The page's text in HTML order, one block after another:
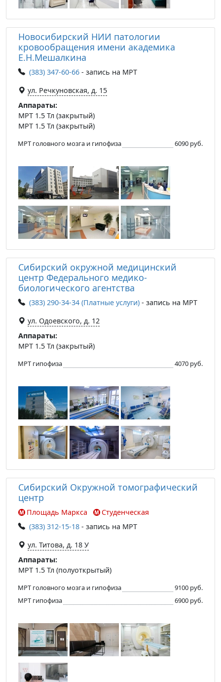
Новосибирский НИИ патологии
кровообращения имени академика
Е.Н.Мешалкина
(383) 347-60-66 - запись на МРТ
ул. Речкуновская, д. 15
Аппараты:
МРТ 1.5 Тл (закрытый)
МРТ 1.5 Тл (закрытый)
МРТ головного мозга и гипофиза 6090 руб.
Сибирский окружной медицинский
центр Федерального медико-
биологического агентства
(383) 290-34-34 (Платные услуги) - запись на МРТ
ул. Одоевского, д. 12
Аппараты:
МРТ 1.5 Тл (закрытый)
МРТ гипофиза 4070 руб.
Сибирский Окружной томографический
центр
Площадь Маркса
Студенческая
(383) 312-15-18 - запись на МРТ
ул. Титова, д. 18 У
Аппараты:
МРТ 1.5 Тл (полуоткрытый)
МРТ головного мозга и гипофиза
9100 руб.
МРТ гипофиза
6900 руб.